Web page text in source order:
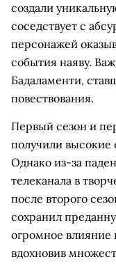
создали
соседствует с
персонажей
события наяву.
Бадаламенти,
повествования.
Первый сезон и
получили высокие
Однако из-за
телеканала в
после второго
сохранил
огромное влияние
вдохновив